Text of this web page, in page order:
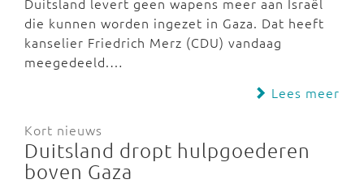
die kunnen worden ingezet in Gaza. Dat heeft
kanselier Friedrich Merz (CDU) vandaag
meegedeeld.…
Lees meer
Kort nieuws
Duitsland dropt hulpgoederen
boven Gaza